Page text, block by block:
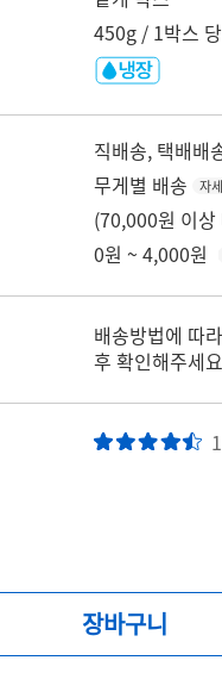
450g / 1박스
직배송, 택배배
무게별 배송
자
(70,000원 이상
0원 ~ 4,000원
배송방법에 따
후 확인해주세요
장바구니